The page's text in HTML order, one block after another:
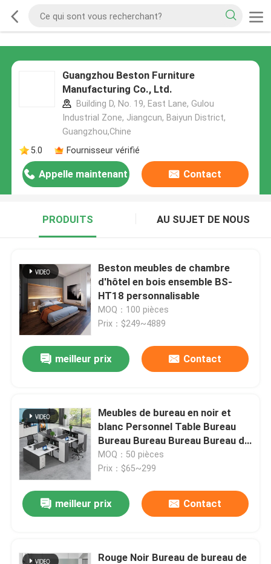
Guangzhou Beston Furniture
Manufacturing Co., Ltd.
Building D, No. 19, East Lane, Gulou
Industrial Zone, Jiangcun, Baiyun District,
Guangzhou,Chine
5.0
Fournisseur vérifié
Appelle maintenant Contact
PRODUITS AU SUJET DE NOUS
Beston meubles de chambre
d'hôtel en bois ensemble BS-
HT18 personnalisable
MOQ：100 pièces
Prix：$249~4889
meilleur prix Contact
Meubles de bureau en noir et
blanc Personnel Table Bureau
Bureau Bureau Bureau Bureau de
travail Avec tiroir
MOQ：50 pièces
Prix：$65~299
meilleur prix Contact
Rouge Noir Bureau de bureau de